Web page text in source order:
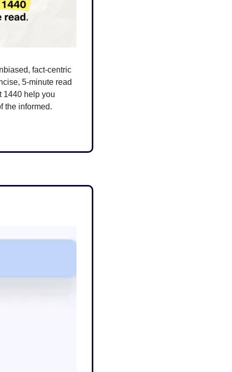
fact-centric
5-minute read
1440 help you
the informed.